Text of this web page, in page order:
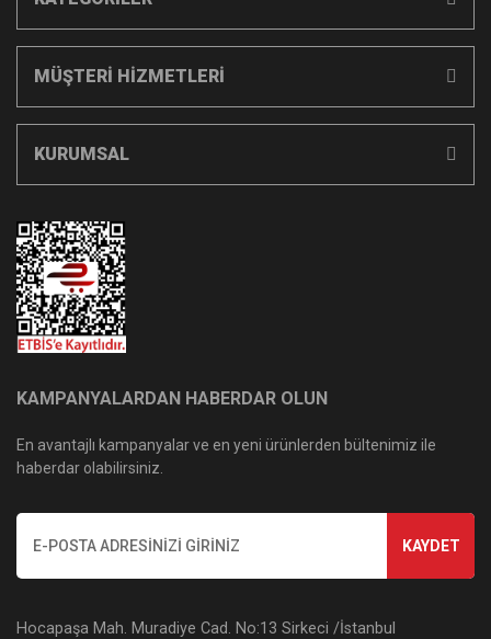
MÜŞTERİ HİZMETLERİ
KURUMSAL
KAMPANYALARDAN HABERDAR OLUN
En avantajlı kampanyalar ve en yeni ürünlerden bültenimiz ile
haberdar olabilirsiniz.
KAYDET
Hocapaşa Mah. Muradiye Cad. No:13 Sirkeci /İstanbul